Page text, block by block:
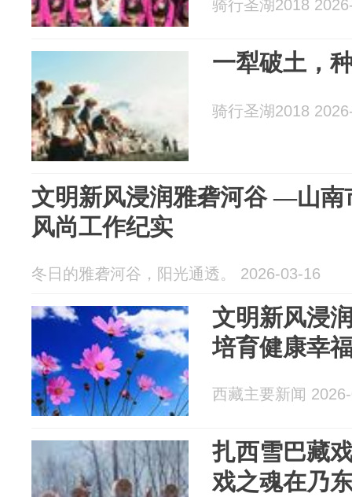
骑行圣湖2018
一犁破土，
骑行圣湖2018
文明新风浸润雅砻河谷 —山南市培育健康幸福新
风尚工作纪实
冬日的雅砻河谷，阳光通透。 2026-03-16
文明新风浸
培育健康幸
西藏主要新闻
扎西雪巴藏
戏之魂在乃